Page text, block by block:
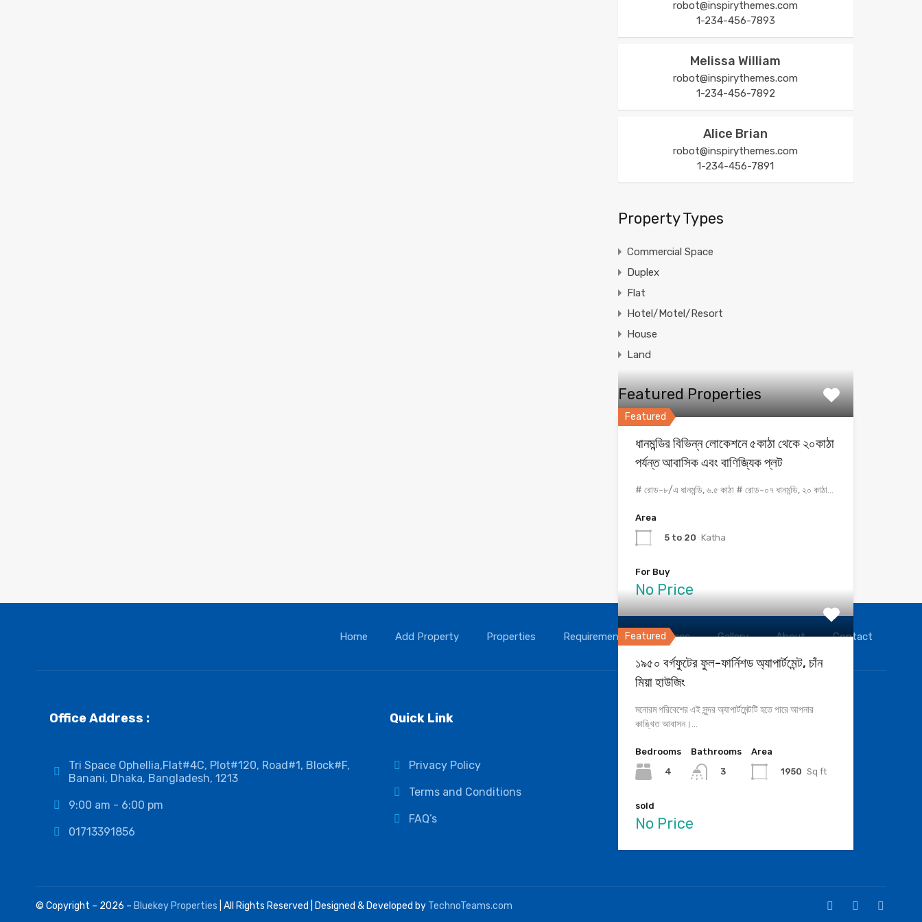
robot@inspirythemes.com
1-234-456-7893
Melissa William
robot@inspirythemes.com
1-234-456-7892
Alice Brian
robot@inspirythemes.com
1-234-456-7891
Property Types
Commercial Space
Duplex
Flat
Hotel/Motel/Resort
House
Land
Featured Properties
Featured
ধানমন্ডির বিভিন্ন লোকেশনে ৫কাঠা থেকে ২০কাঠা
পর্যন্ত আবাসিক এবং বাণিজ্যিক প্লট
# রোড-৮/এ ধানমন্ডি, ৬.৫ কাঠা # রোড-০৭ ধানমন্ডি, ২০ কাঠা…
Area
5 to 20 Katha
For Buy
No Price
Featured
১৯৫০ বর্গফুটের ফুল-ফার্নিশড অ্যাপার্টমেন্ট, চাঁন
মিয়া হাউজিং
মনোরম পরিবেশের এই সুন্দর অ্যাপার্টমেন্টটি হতে পারে আপনার
কাঙ্খিত আবাসন।…
Bedrooms
4
Bathrooms
3
Area
1950 Sq ft
sold
No Price
Home Add Property Properties Requirement Services Gallery About Contact
Office Address :
Tri Space Ophellia,Flat#4C, Plot#120, Road#1, Block#F,
Banani, Dhaka, Bangladesh, 1213
9:00 am - 6:00 pm
01713391856
Quick Link
Privacy Policy
Terms and Conditions
FAQ’s
© Copyright – 2026 – Bluekey Properties | All Rights Reserved | Designed & Developed by TechnoTeams.com